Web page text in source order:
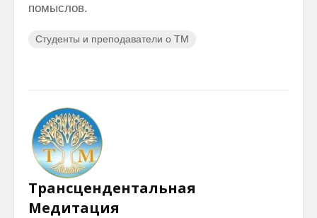
помыслов.
Студенты и преподаватели о ТМ
Трансцендентальная
Медитация